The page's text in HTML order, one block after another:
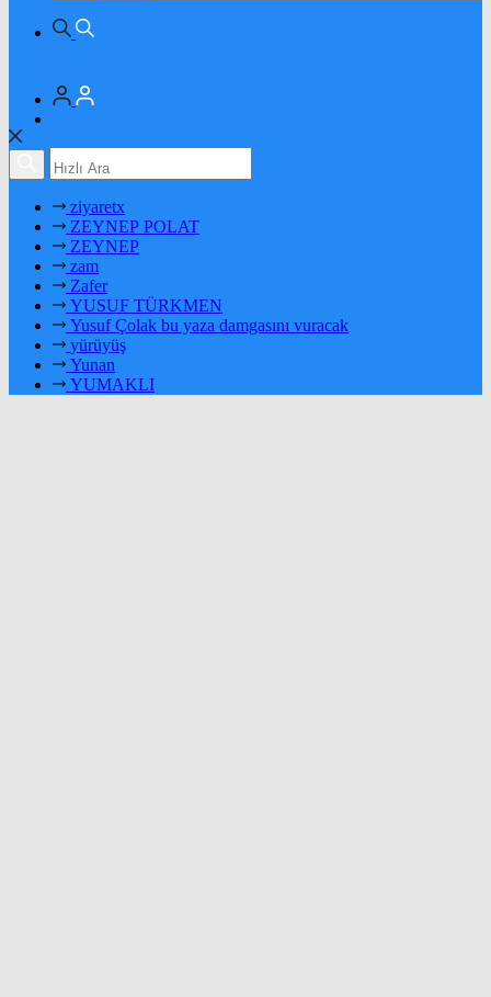
ziyaretx
ZEYNEP POLAT
ZEYNEP
zam
Zafer
YUSUF TÜRKMEN
Yusuf Çolak bu yaza damgasını vuracak
yürüyüş
Yunan
YUMAKLI